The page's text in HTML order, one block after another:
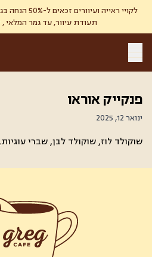
לקויי ראייה
תעודת עיוור, עד גמר המלאי
פנקייק אוראו
ינואר 12, 2025
שוקולד לוז, שוקולד לבן, שברי